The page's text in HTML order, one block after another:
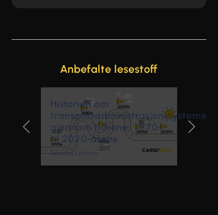
Anbefalte lesestoff
Historien om
transportadministrasjonssystemer
gjennom tiårene: 1970-
til 2020-årene
Rasmus Leichter
Previous Slide Next